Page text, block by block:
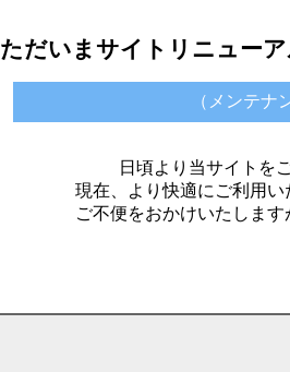
ただいまサイトリニュー
（メンテナ
日頃より当サイトを
現在、より快適にご利用い
ご不便をおかけいたしま